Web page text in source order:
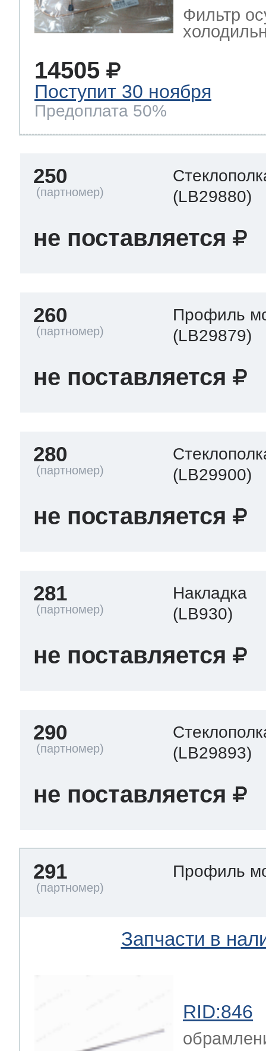
Фильтр
14505
Поступит 30 ноября
Предоплата 50%
250
(LB29880)
не поставляется
260
Профиль
(LB29879)
не поставляется
280
(LB29900)
не поставляется
281
Накладка
(LB930)
не поставляется
290
(LB29893)
не поставляется
291 Профиль
Запчасти в
RID:846